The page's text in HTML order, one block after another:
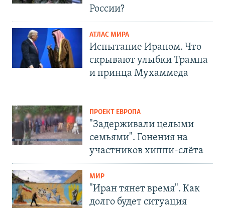
России?
АТЛАС МИРА
Испытание Ираном. Что
скрывают улыбки Трампа
и принца Мухаммеда
ПРОЕКТ ЕВРОПА
"Задерживали целыми
семьями". Гонения на
участников хиппи-слёта
МИР
"Иран тянет время". Как
долго будет ситуация